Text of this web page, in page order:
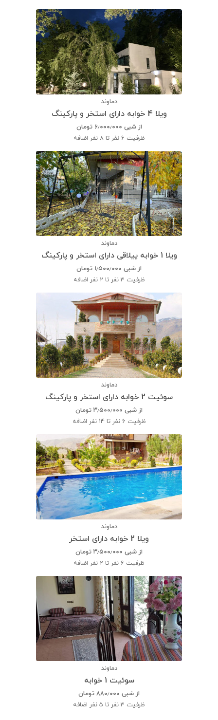
دماوند
ویلا 4 خوابه دارای استخر و پارکینگ
از شبی ۶٫۰۰۰٫۰۰۰ تومان
ظرفیت 6 نفر تا 8 نفر اضافه
دماوند
ویلا 1 خوابه ییلاقی دارای استخر و پارکینگ
از شبی ۱٫۵۰۰٫۰۰۰ تومان
ظرفیت 3 نفر تا 2 نفر اضافه
دماوند
سوئیت 2 خوابه دارای استخر و پارکینگ
از شبی ۳٫۵۰۰٫۰۰۰ تومان
ظرفیت 6 نفر تا 14 نفر اضافه
دماوند
ویلا 2 خوابه دارای استخر
از شبی ۳٫۵۰۰٫۰۰۰ تومان
ظرفیت 6 نفر تا 2 نفر اضافه
دماوند
سوئیت 1 خوابه
از شبی ۸۸۰٫۰۰۰ تومان
ظرفیت 3 نفر تا 5 نفر اضافه